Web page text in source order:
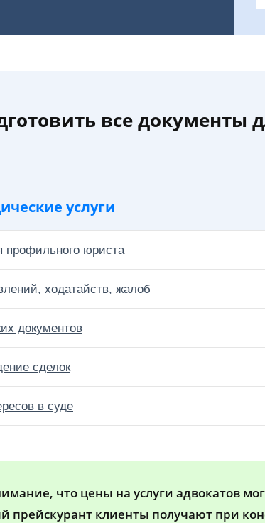
все документы
услуги
профильного юриста
ходатайств, жалоб
документов
сделок
в суде
что цены на услуги адвокатов
прейскурант клиенты получают при